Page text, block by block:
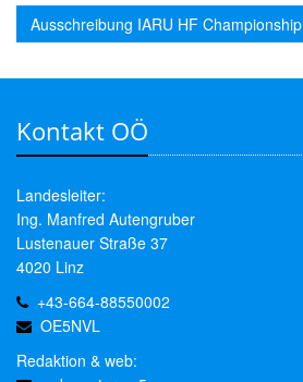
Ausschreibung IARU HF Championship
Kontakt OÖ
Landesleiter:
Ing. Manfred Autengruber
Lustenauer Straße 37
4020 Linz
+43-664-88550002
OE5NVL
Redaktion & web: